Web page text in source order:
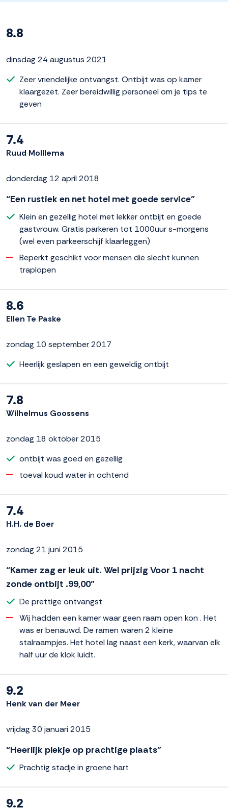
8.8
dinsdag 24 augustus 2021
Zeer vriendelijke ontvangst. Ontbijt was op kamer
klaargezet. Zeer bereidwillig personeel om je tips te
geven
7.4
Ruud Molllema
donderdag 12 april 2018
“Een rustiek en net hotel met goede service”
Klein en gezellig hotel met lekker ontbijt en goede
gastvrouw. Gratis parkeren tot 1000uur s-morgens
(wel even parkeerschijf klaarleggen)
Beperkt geschikt voor mensen die slecht kunnen
traplopen
8.6
Ellen Te Paske
zondag 10 september 2017
Heerlijk geslapen en een geweldig ontbijt
7.8
Wilhelmus Goossens
zondag 18 oktober 2015
ontbijt was goed en gezellig
toeval koud water in ochtend
7.4
H.H. de Boer
zondag 21 juni 2015
“Kamer zag er leuk uit. Wel prijzig Voor 1 nacht
zonde ontbijt .99,00”
De prettige ontvangst
Wij hadden een kamer waar geen raam open kon . Het
was er benauwd. De ramen waren 2 kleine
stalraampjes. Het hotel lag naast een kerk, waarvan elk
half uur de klok luidt.
9.2
Henk van der Meer
vrijdag 30 januari 2015
“Heerlijk plekje op prachtige plaats”
Prachtig stadje in groene hart
9.2